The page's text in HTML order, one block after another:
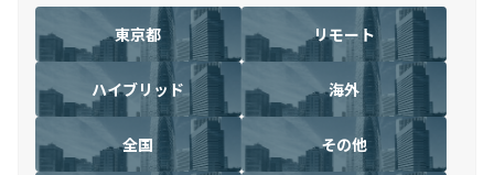
東京都 リモート
ハイブリッド 海外
全国 その他